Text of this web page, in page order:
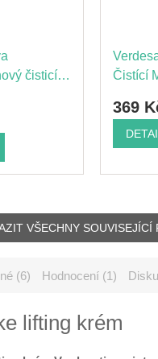
čisticí
Čistící
369
VŠECHNY SOUVISEJÍCÍ
(6) Hodnocení (1)
lifting krém